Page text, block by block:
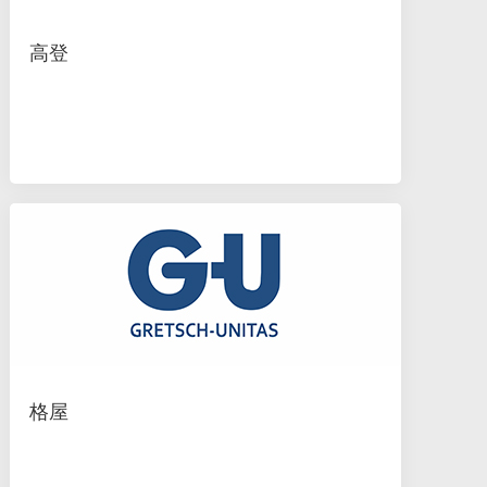
高登
格屋